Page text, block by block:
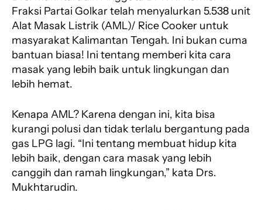
e
b
o
k
t
s
p
p
e
g
a
m
e
a
s
r
e
Fraksi Partai Golkar telah menyalurkan 5.538 unit
Alat Masak Listrik (AML)/ Rice Cooker untuk
masyarakat Kalimantan Tengah. Ini bukan cuma
bantuan biasa! Ini tentang memberi kita cara
masak yang lebih baik untuk lingkungan dan
lebih hemat.
Kenapa AML? Karena dengan ini, kita bisa
kurangi polusi dan tidak terlalu bergantung pada
gas LPG lagi. “Ini tentang membuat hidup kita
lebih baik, dengan cara masak yang lebih
canggih dan ramah lingkungan,” kata Drs.
Mukhtarudin.